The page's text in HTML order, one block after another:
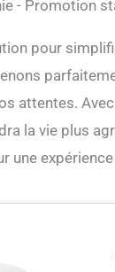
pour
attentes.
la vie plus
une